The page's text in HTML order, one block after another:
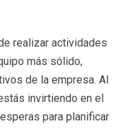
realizar actividades
más sólido,
de la empresa. Al
invirtiendo en el
para planificar